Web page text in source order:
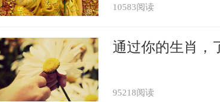
友迷惘的时候，你送他镜子也可以
里是另一个自己啊。又有谁比自己
你送镜子给他，是觉得他没有自知
或不自量力。相信很多人也听说
10583阅读
通过你的生肖，
95218阅读